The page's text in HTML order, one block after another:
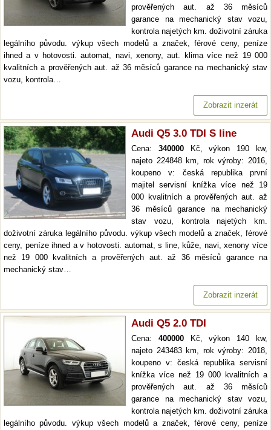
prověřených aut. až 36 měsíců
garance na mechanický stav vozu,
kontrola najetých km. doživotní záruka
legálního původu. výkup všech modelů a značek, férové ceny, peníze
ihned a v hotovosti. automat, navi, xenony, aut. klima více než 19 000
kvalitních a prověřených aut. až 36 měsíců garance na mechanický stav
vozu, kontrola…
Zobrazit inzerát
Audi Q5 3.0 TDI S line
Cena: 340000Kč, výkon 190 kw,
najeto 224848 km, rok výroby: 2016,
koupeno v: česká republika první
majitel servisní knížka více než 19
000 kvalitních a prověřených aut. až
36 měsíců garance na mechanický
stav vozu, kontrola najetých km.
doživotní záruka legálního původu. výkup všech modelů a značek, férové
ceny, peníze ihned a v hotovosti. automat, s line, kůže, navi, xenony více
než 19 000 kvalitních a prověřených aut. až 36 měsíců garance na
mechanický stav…
Zobrazit inzerát
Audi Q5 2.0 TDI
Cena: 400000Kč, výkon 140 kw,
najeto 243483 km, rok výroby: 2018,
koupeno v: česká republika servisní
knížka více než 19 000 kvalitních a
prověřených aut. až 36 měsíců
garance na mechanický stav vozu,
kontrola najetých km. doživotní záruka
legálního původu. výkup všech modelů a značek, férové ceny, peníze